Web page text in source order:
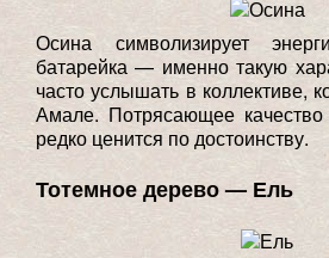
Осина символизирует
батарейка — именно такую
часто услышать в коллективе,
Амале. Потрясающее качество
редко ценится по достоинству.
Тотемное дерево — Ель